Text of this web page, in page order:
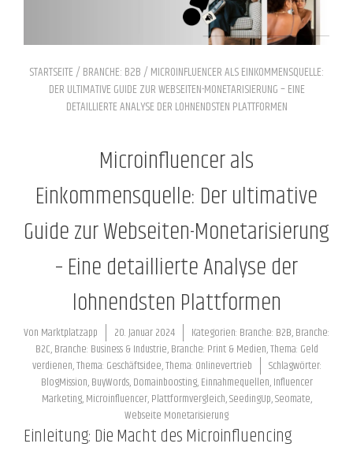
STARTSEITE/BRANCHE: B2B/ MICROINFLUENCER ALS EINKOMMENSQUELLE:
DER ULTIMATIVE GUIDE ZUR WEBSEITEN-MONETARISIERUNG – EINE
DETAILLIERTE ANALYSE DER LOHNENDSTEN PLATTFORMEN
Microinfluencer als
Einkommensquelle: Der ultimative
Guide zur Webseiten-Monetarisierung
– Eine detaillierte Analyse der
lohnendsten Plattformen
Von Marktplatzapp 20. Januar 2024 Kategorien: Branche: B2B,Branche:
B2C,Branche: Business & Industrie,Branche: Print & Medien,Thema: Geld
verdienen,Thema: Geschäftsidee,Thema: Onlinevertrieb
Schlagwörter:
BlogMission,BuyWords,Domainboosting,Einnahmequellen,Influencer
Marketing,Microinfluencer,Plattformvergleich,SeedingUp,Seomate,
Webseite Monetarisierung
Einleitung: Die Macht des Microinfluencing